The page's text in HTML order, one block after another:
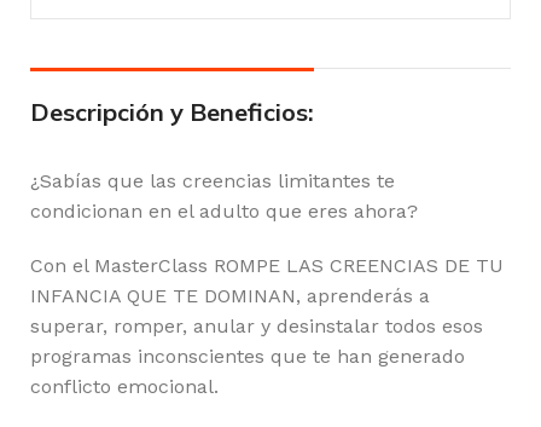
Descripción y Beneficios:
¿Sabías que las creencias limitantes te
condicionan en el adulto que eres ahora?
Con el MasterClass ROMPE LAS CREENCIAS DE TU
INFANCIA QUE TE DOMINAN, aprenderás a
superar, romper, anular y desinstalar todos esos
programas inconscientes que te han generado
conflicto emocional.